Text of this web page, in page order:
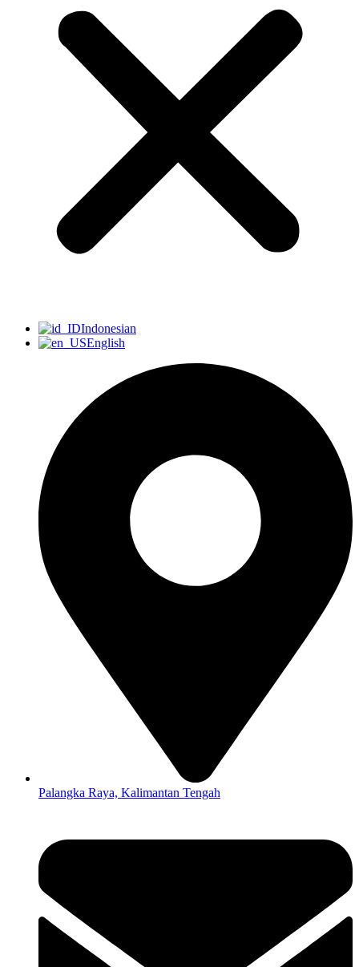
Indonesian
English
Palangka Raya, Kalimantan Tengah